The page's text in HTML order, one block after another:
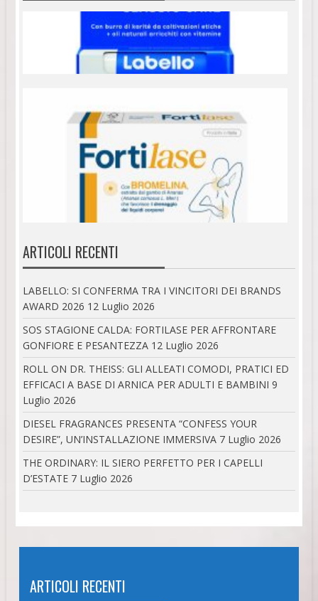
ARTICOLI RECENTI
LABELLO: SI CONFERMA TRA I VINCITORI DEI BRANDS
AWARD 2026 12 Luglio 2026
SOS STAGIONE CALDA: FORTILASE PER AFFRONTARE
GONFIORE E PESANTEZZA 12 Luglio 2026
ROLL ON DR. THEISS: GLI ALLEATI COMODI, PRATICI ED
EFFICACI A BASE DI ARNICA PER ADULTI E BAMBINI 9
Luglio 2026
DIESEL FRAGRANCES PRESENTA “CONFESS YOUR
DESIRE”, UN’INSTALLAZIONE IMMERSIVA 7 Luglio 2026
THE ORDINARY: IL SIERO PERFETTO PER I CAPELLI
D’ESTATE 7 Luglio 2026
ARTICOLI RECENTI